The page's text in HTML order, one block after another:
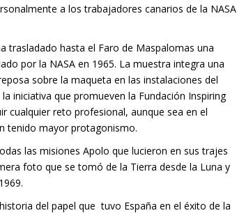
a los trabajadores canarios de la NASA
trasladado hasta el Faro de Maspalomas una
por la NASA en 1965. La muestra integra una
sobre la maqueta en las instalaciones del
iniciativa que promueven la Fundación Inspiring
cualquier reto profesional, aunque sea en el
tenido mayor protagonismo.
las misiones Apolo que lucieron en sus trajes
foto que se tomó de la Tierra desde la Luna y
del papel que tuvo España en el éxito de la